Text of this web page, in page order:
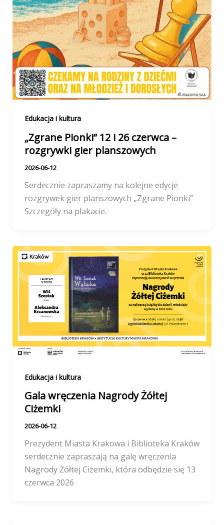
Edukacja i kultura
„Zgrane Pionki” 12 i 26 czerwca –
rozgrywki gier planszowych
2026-06-12
Serdecznie zapraszamy na kolejne edycje
rozgrywek gier planszowych „Zgrane Pionki”
Szczegóły na plakacie.
Edukacja i kultura
Gala wręczenia Nagrody Żółtej
Ciżemki
2026-06-12
Prezydent Miasta Krakowa i Biblioteka Kraków
serdecznie zapraszają na galę wręczenia
Nagrody Żółtej Ciżemki, która odbędzie się 13
czerwca 2026